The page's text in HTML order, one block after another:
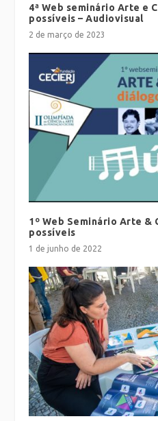
4ª Web seminário Arte e
possíveis – Audiovisual
2 de março de 2023
1º Web Seminário Arte &
possíveis
1 de junho de 2022